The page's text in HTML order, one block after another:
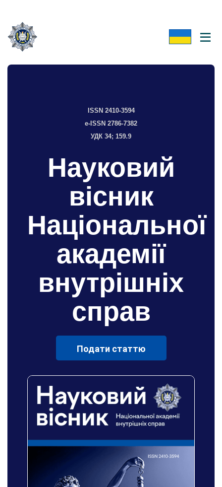
ISSN 2410-3594
e-ISSN 2786-7382
УДК 34; 159.9
Науковий
вісник
Національної
академії
внутрішніх
справ
Подати статтю